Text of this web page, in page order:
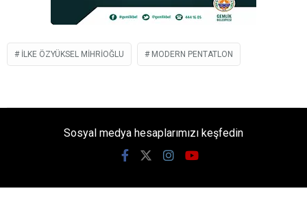
İLKE ÖZYÜKSEL MIHRIOĞLU MODERN PENTATLON
Sosyal medya hesaplarımızı keşfedin